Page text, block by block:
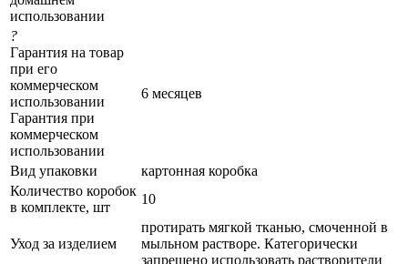
использовании
?
Гарантия на товар
при его
коммерческом
использовании
Гарантия при
коммерческом
использовании
6 месяцев
Вид упаковки
картонная коробка
Количество коробок
в комплекте, шт
10
Уход за изделием
протирать мягкой тканью, смоченной в
мыльном растворе. Категорически
запрещено использовать растворители